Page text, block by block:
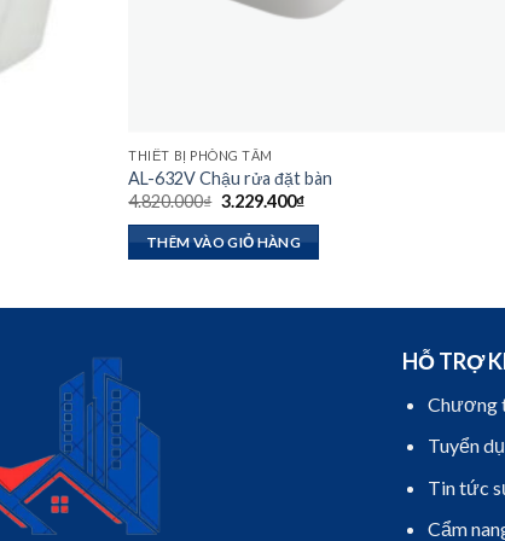
THIẾT BỊ PHÒNG TẮM
AL-632V Chậu rửa đặt bàn
4.820.000₫ Giá
là:
4.820.000₫.
3.229.400₫Giá
THÊM VÀO GIỎ HÀNG
HỖ TRỢ
Chương
Tuyển
Tin tức
Cẩm